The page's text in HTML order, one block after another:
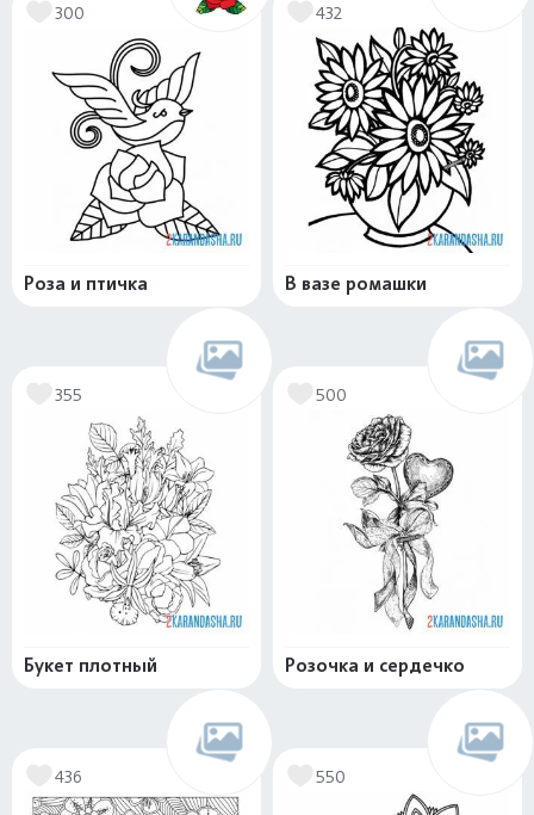
300
Роза и птичка
432
В вазе ромашки
355
Букет плотный
500
Розочка и сердечко
436 550